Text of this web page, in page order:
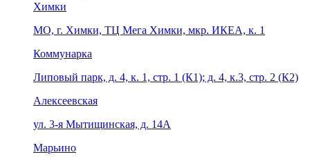
Химки
МО, г. Химки, ТЦ Мега Химки, мкр. ИКЕА, к. 1
Коммунарка
Липовый парк, д. 4, к. 1, стр. 1 (К1); д. 4, к.3, стр. 2 (К2)
Алексеевская
ул. 3-я Мытищинская, д. 14А
Марьино